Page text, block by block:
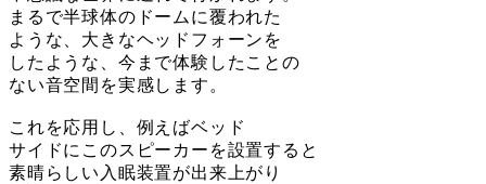
まるで半球体のドームに覆われた
ような、大きなヘッドフォーンを
したような、今まで体験したことの
ない音空間を実感します。
これを応用し、例えばベッド
サイドにこのスピーカーを設置すると
素晴らしい入眠装置が出来上がり